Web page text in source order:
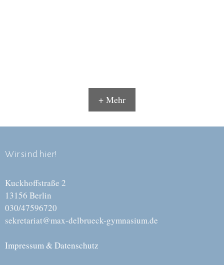
+ Mehr
Wir sind hier!
Kuckhoffstraße 2
13156 Berlin
030/47596720
sekretariat@max-delbrueck-gymnasium.de
Impressum & Datenschutz